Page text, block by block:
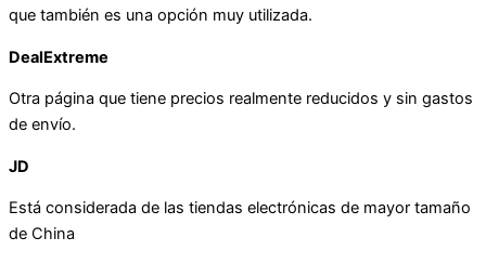
que también es una opción muy utilizada.
DealExtreme
Otra página que tiene precios realmente reducidos y sin gastos
de envío.
JD
Está considerada de las tiendas electrónicas de mayor tamaño
de China